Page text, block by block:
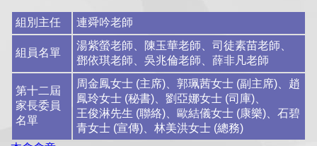
組別主任 連舜吟老師
組員名單
湯紫螢老師、陳玉華老師、司徒素苗老師、
鄧依琪老師、吳兆倫老師、薛非凡老師
第十二屆
家長委員
名單
周金鳳女士 (主席)、郭珮茜女士 (副主席)、趙
鳳玲女士 (秘書)、劉亞娜女士 (司庫)、
王俊淋先生 (聯絡)、歐結儀女士 (康樂)、石碧
青女士 (宣傳)、林美洪女士 (總務)